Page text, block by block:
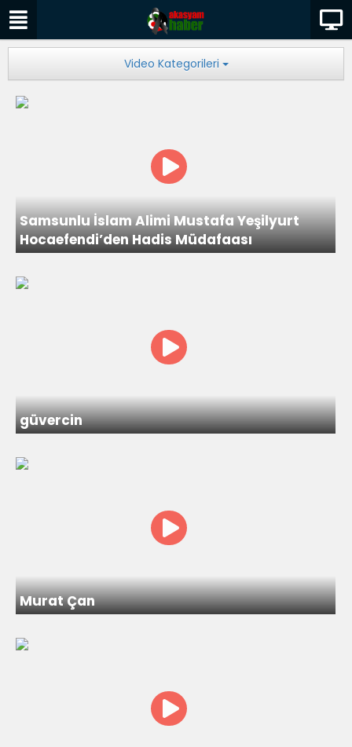
Video Kategorileri
Samsunlu İslam Alimi Mustafa Yeşilyurt
Hocaefendi’den Hadis Müdafaası
güvercin
Murat Çan